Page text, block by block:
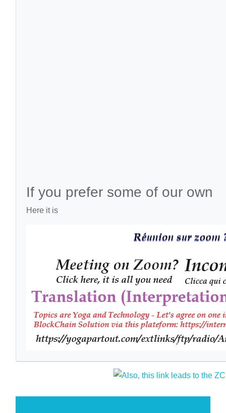
If you prefer some of our own
Here it is